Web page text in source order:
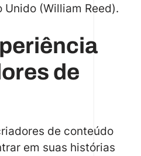
Unido (William Reed).
de
de conteúdo
em suas histórias